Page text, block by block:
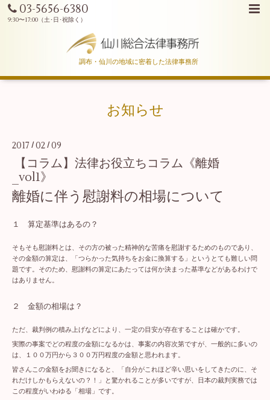
03-5656-6380
調布・仙川の地域に密着した法律事務所
お知らせ
2017 / 02 / 09
【コラム】法律お役立ちコラム《離婚
_vol1》
離婚に伴う慰謝料の相場について
１ 算定基準はあるの？
そもそも慰謝料とは、その方の被った精神的な苦痛を慰謝するためのものであり、
その金額の算定は、「つらかった気持ちをお金に換算する」というとても難しい問
題です。そのため、慰謝料の算定にあたっては何か決まった基準などがあるわけで
はありません。
２ 金額の相場は？
ただ、裁判例の積み上げなどにより、一定の目安が存在することは確かです。
実際の事案でどの程度の金額になるかは、事案の内容次第ですが、一般的に多いの
は、１００万円から３００万円程度の金額と思われます。
皆さんこの金額をお聞きになると、「自分がこれほど辛い思いをしてきたのに、そ
れだけしかもらえないの？！」と驚かれることが多いですが、日本の裁判実務では
この程度がいわゆる「相場」です。